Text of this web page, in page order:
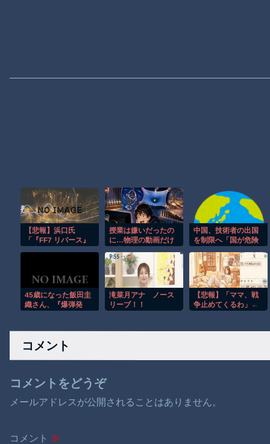
【悲報】浜口氏
「『FF7 リバース』
授業は嫌いだったの
に…物理の動画だけ
るｗ
中国、技術者の出国
を制限へ「国が危険
止」
45歳になった飯田圭
織さん、『爆弾発
滝菜月アナ ノース
リーブ！！
【悲報】「ママ、戦
争止めてくるわ」←
・・
コメント
コメントをどうぞ
メールアドレスが公開されることはありません。
コメント ※